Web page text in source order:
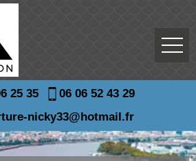
25 35
06 06 52 43 29
nicky33@hotmail.fr